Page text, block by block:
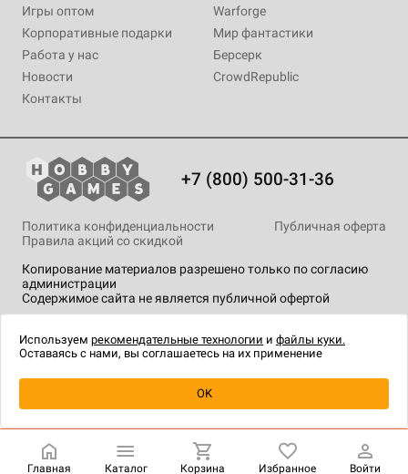
Уведомить о наличии
Игры оптом
Корпоративные подарки
Работа у нас
Новости
Контакты
Warforge
Мир фантастики
Берсерк
CrowdRepublic
+7 (800) 500-31-36
Копирование материалов разрешено только по согласию
администрации
Содержимое сайта не является публичной офертой
Политика конфиденциальности
Публичная оферта
Правила акций со скидкой
технологии.
Главная Каталог Корзина Избранное Войти
Используем рекомендательные технологии и файлы куки.
Оставаясь с нами, вы соглашаетесь на их применение
OK